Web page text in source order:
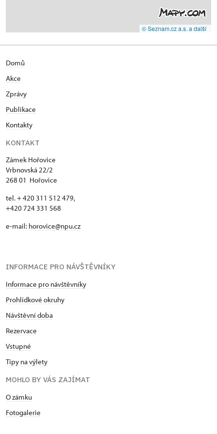
© Seznam.cz a.s. a další
Domů
Akce
Zprávy
Publikace
Kontakty
KONTAKT
Zámek Hořovice
Vrbnovská 22/2
268 01 Hořovice
tel. + 420 311 512 479,
+420 724 331 568
e-mail: horovice@npu.cz
INFORMACE PRO NÁVŠTĚVNÍKY
Informace pro návštěvníky
Prohlídkové okruhy
Návštěvní doba
Rezervace
Vstupné
Tipy na výlety
MOHLO BY VÁS ZAJÍMAT
O zámku
Fotogalerie